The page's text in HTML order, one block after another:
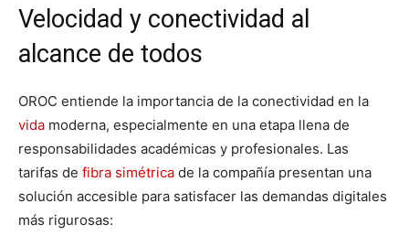
Velocidad y conectividad al
alcance de todos
OROC entiende la importancia de la conectividad en la
vida moderna, especialmente en una etapa llena de
responsabilidades académicas y profesionales. Las
tarifas de fibra simétrica de la compañía presentan una
solución accesible para satisfacer las demandas digitales
más rigurosas: